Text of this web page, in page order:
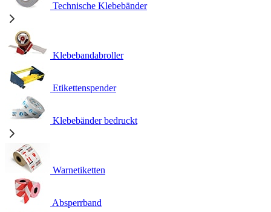
Technische Klebebänder
Klebebandabroller
Etikettenspender
Klebebänder bedruckt
Warnetiketten
Absperrband